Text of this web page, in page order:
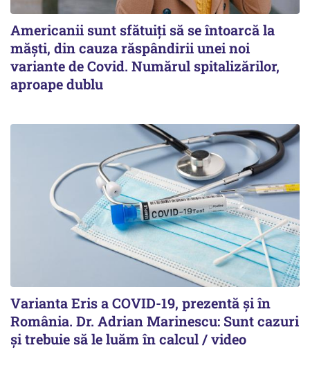
Americanii sunt sfătuiți să se întoarcă la
măști, din cauza răspândirii unei noi
variante de Covid. Numărul spitalizărilor,
aproape dublu
Varianta Eris a COVID-19, prezentă și în
România. Dr. Adrian Marinescu: Sunt cazuri
și trebuie să le luăm în calcul / video